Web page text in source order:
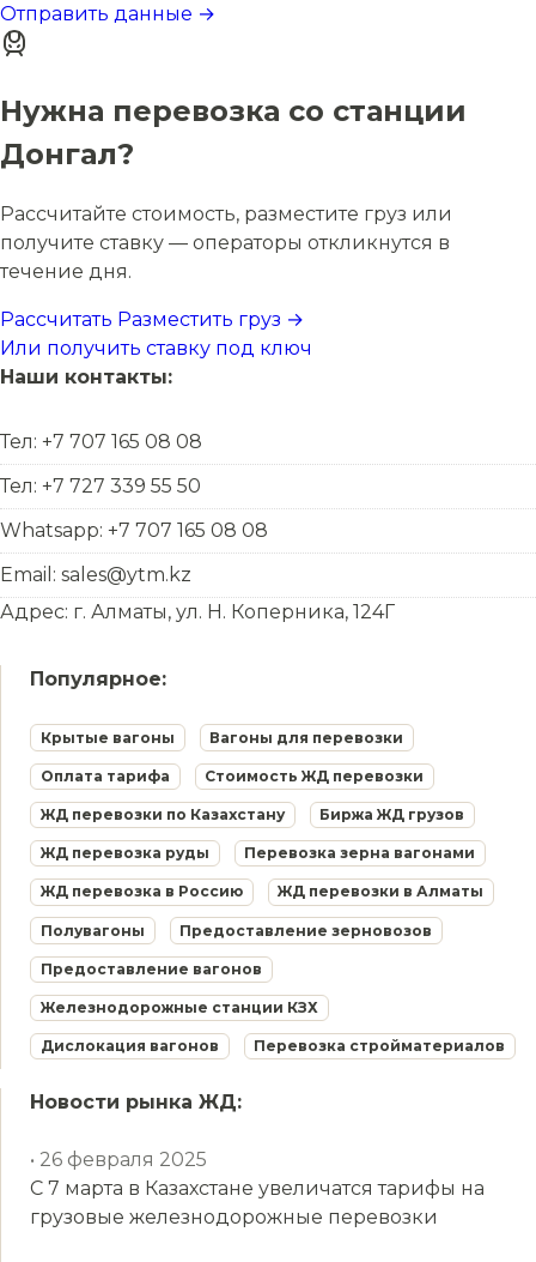
Отправить данные →
Нужна перевозка со станции
Донгал?
Рассчитайте стоимость, разместите груз или
получите ставку — операторы откликнутся в
течение дня.
Рассчитать Разместить груз →
Или получить ставку под ключ
Наши контакты:
Тел: +7 707 165 08 08
Тел: +7 727 339 55 50
Whatsapp: +7 707 165 08 08
Email: sales@ytm.kz
Адрес: г. Алматы, ул. Н. Коперника, 124Г
Популярное:
Крытые вагоны Вагоны для перевозки
Оплата тарифа Стоимость ЖД перевозки
ЖД перевозки по Казахстану Биржа ЖД грузов
ЖД перевозка руды Перевозка зерна вагонами
ЖД перевозка в Россию ЖД перевозки в Алматы
Полувагоны Предоставление зерновозов
Предоставление вагонов
Железнодорожные станции КЗХ
Дислокация вагонов Перевозка стройматериалов
Новости рынка ЖД:
• 26 февраля 2025
С 7 марта в Казахстане увеличатся тарифы на
грузовые железнодорожные перевозки